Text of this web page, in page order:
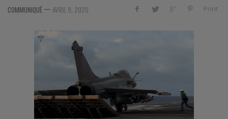
Print
COMMUNIQUÉ — AVRIL 9, 2020